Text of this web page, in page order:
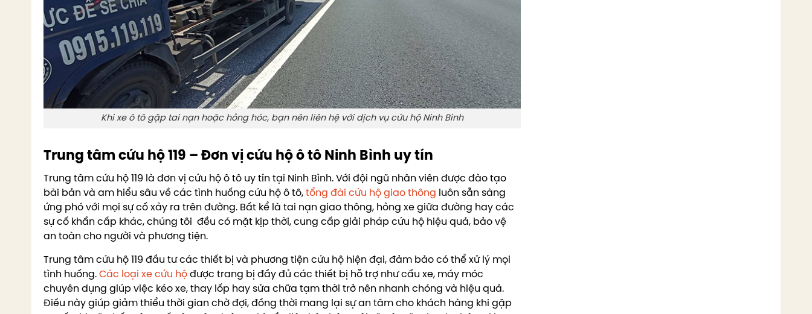
Khi xe ô tô gặp tai nạn hoặc hỏng hóc, bạn nên liên hệ với dịch vụ cứu hộ Ninh Bình
Trung tâm cứu hộ 119 – Đơn vị cứu hộ ô tô Ninh Bình uy tín
Trung tâm cứu hộ 119 là đơn vị cứu hộ ô tô uy tín tại Ninh Bình. Với đội ngũ nhân viên được đào tạo
bài bản và am hiểu sâu về các tình huống cứu hộ ô tô, tổng đài cứu hộ giao thông luôn sẵn sàng
ứng phó với mọi sự cố xảy ra trên đường. Bất kể là tai nạn giao thông, hỏng xe giữa đường hay các
sự cố khẩn cấp khác, chúng tôi đều có mặt kịp thời, cung cấp giải pháp cứu hộ hiệu quả, bảo vệ
an toàn cho người và phương tiện.
Trung tâm cứu hộ 119 đầu tư các thiết bị và phương tiện cứu hộ hiện đại, đảm bảo có thể xử lý mọi
tình huống. Các loại xe cứu hộ được trang bị đầy đủ các thiết bị hỗ trợ như cẩu xe, máy móc
chuyên dụng giúp việc kéo xe, thay lốp hay sửa chữa tạm thời trở nên nhanh chóng và hiệu quả.
Điều này giúp giảm thiểu thời gian chờ đợi, đồng thời mang lại sự an tâm cho khách hàng khi gặp